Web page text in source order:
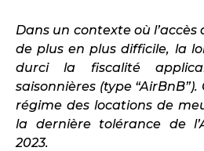
Dans un contexte où
de plus en plus difficile, la
durci la fiscalité
saisonnières (type
régime des locations de
la dernière tolérance de
2023.